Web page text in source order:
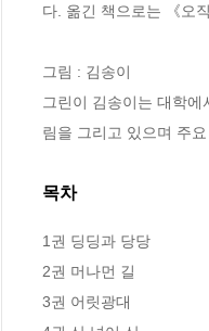
다. 옮긴 책으로는 《오
그림 : 김송이
그린이 김송이는 대학
림을 그리고 있으며 주
목차
1권 딩딩과 당당
2권 머나먼 길
3권 어릿광대